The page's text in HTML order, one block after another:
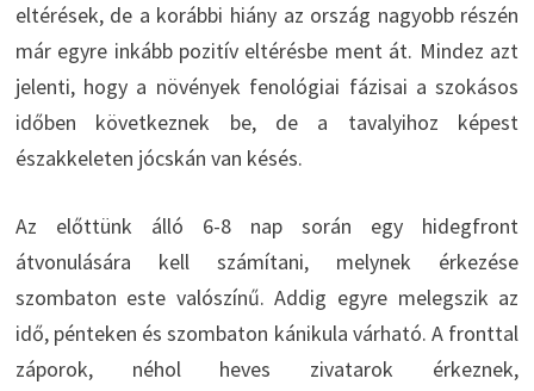
eltérések, de a korábbi hiány az ország nagyobb részén
már egyre inkább pozitív eltérésbe ment át. Mindez azt
jelenti, hogy a növények fenológiai fázisai a szokásos
időben következnek be, de a tavalyihoz képest
északkeleten jócskán van késés.
Az előttünk álló 6-8 nap során egy hidegfront
átvonulására kell számítani, melynek érkezése
szombaton este valószínű. Addig egyre melegszik az
idő, pénteken és szombaton kánikula várható. A fronttal
záporok, néhol heves zivatarok érkeznek,